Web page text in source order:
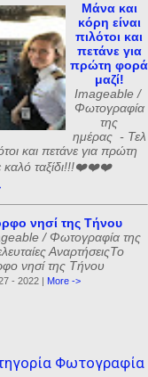
Μάνα και
κόρη είναι
πιλότοι και
πετάνε για
πρώτη φορά
μαζί!
Imageable /
Φωτογραφία
της
ημέρας - Τελ
και πετάνε για πρώτη
ταξίδι!!!❤️❤️❤️
νησί της Τήνου
/ Φωτογραφία της
ΑναρτήσειςΤο
νησί της Τήνου
- 2022 | More ->
Φωτογραφία